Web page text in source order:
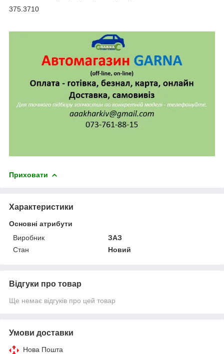
375.3710
Приховати
Характеристики
Основні атрибути
Виробник
ЗАЗ
Стан
Новий
Відгуки про товар
Ще немає відгуків про цей товар
Умови доставки
Нова Пошта